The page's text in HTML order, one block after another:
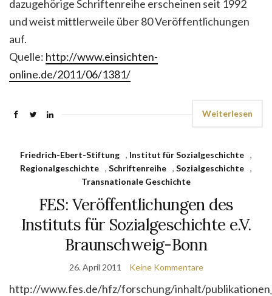
dazugehörige Schriftenreihe erscheinen seit 1992
und weist mittlerweile über 80 Veröffentlichungen
auf.
Quelle: http://www.einsichten-
online.de/2011/06/1381/
Weiterlesen
Friedrich-Ebert-Stiftung , Institut für Sozialgeschichte ,
Regionalgeschichte , Schriftenreihe , Sozialgeschichte ,
Transnationale Geschichte
FES: Veröffentlichungen des
Instituts für Sozialgeschichte e.V.
Braunschweig-Bonn
26. April 2011 Keine Kommentare
http://www.fes.de/hfz/forschung/inhalt/